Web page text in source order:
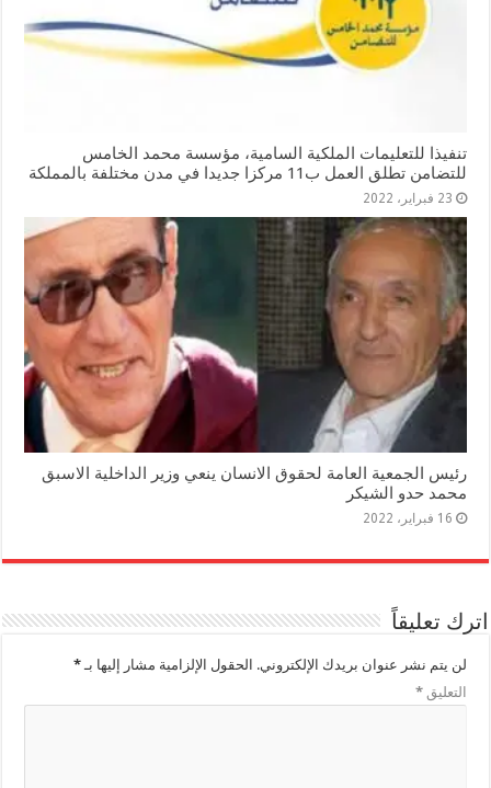
تنفيذا للتعليمات الملكية السامية، مؤسسة محمد الخامس
للتضامن تطلق العمل ب11 مركزا جديدا في مدن مختلفة بالمملكة
23 فبراير، 2022
رئيس الجمعية العامة لحقوق الانسان ينعي وزير الداخلية الاسبق
محمد حدو الشيكر
16 فبراير، 2022
اترك تعليقاً
لن يتم نشر عنوان بريدك الإلكتروني. الحقول الإلزامية مشار إليها بـ*
التعليق*